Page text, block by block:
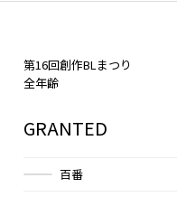
第16回創作BLまつり
全年齢
GRANTED
百番